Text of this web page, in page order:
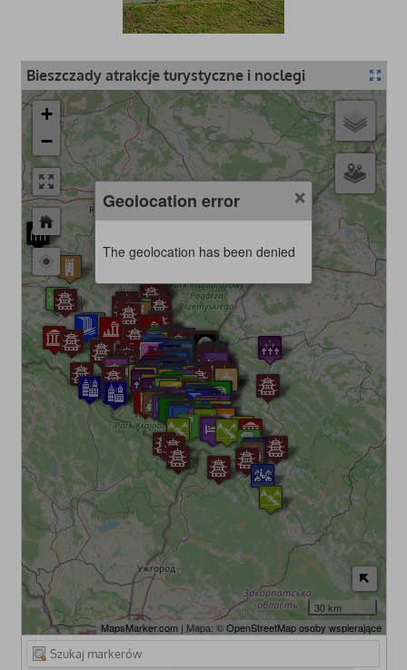
Bieszczady atrakcje turystyczne i noclegi
+
−
30 km
MapsMarker.com| Mapa: ©OpenStreetMap osoby wspierające
×
Geolocation error
The geolocation has been denied